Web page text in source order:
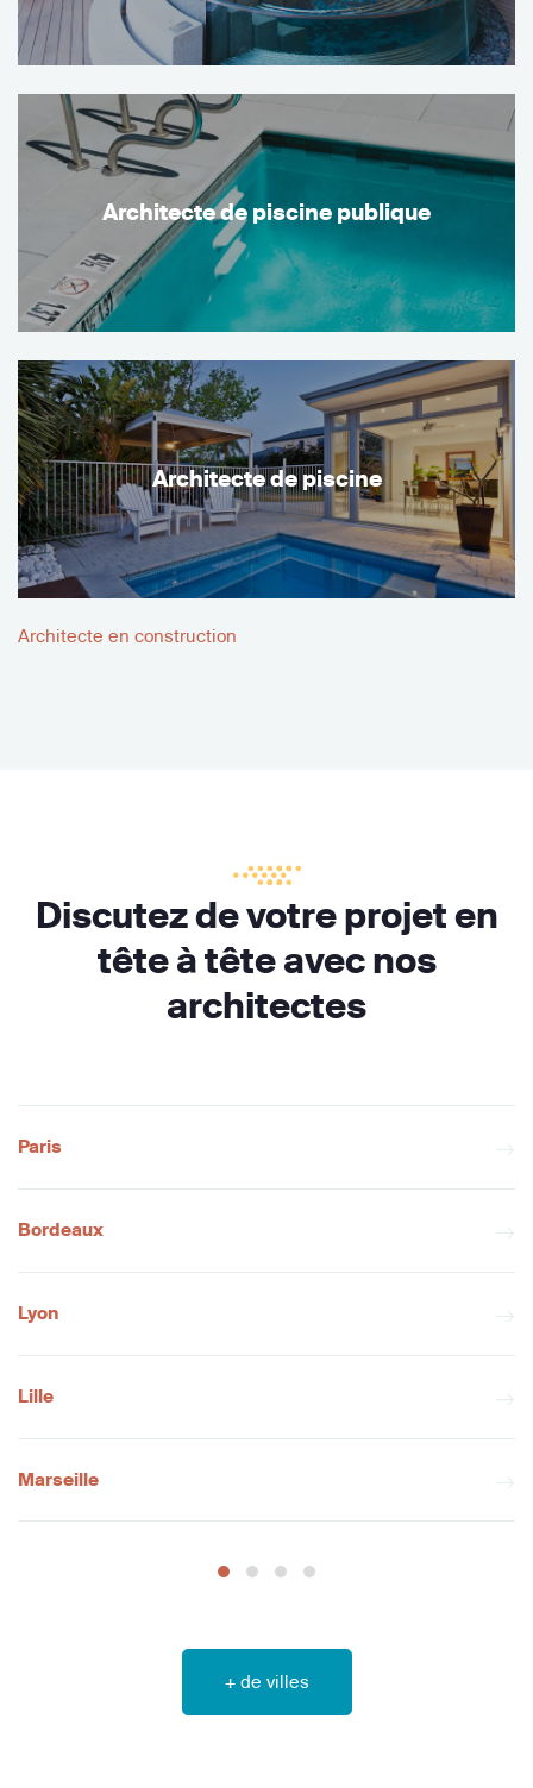
Architecte de piscine publique
Architecte de piscine
Architecte en construction
Discutez de votre projet en
tête à tête avec nos
architectes
Paris
Bordeaux
Lyon
Lille
Marseille
+ de villes